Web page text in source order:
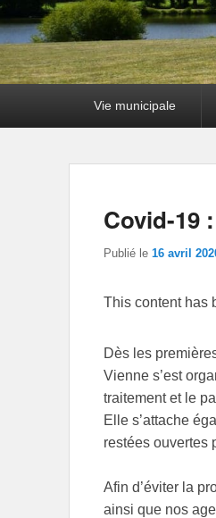
Vie municipale
Covid-19
Publié le 16 avril
This content has
Dès les
Vienne s’est
traitement et le
Elle s’attache
restées ouvertes
Afin d’éviter la
ainsi que nos